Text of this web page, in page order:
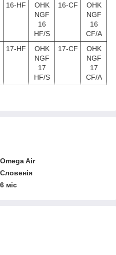
16-HF
OHK
NGF
16
HF/S
16-CF
OHK
NGF
16
CF/A
17-HF
OHK
NGF
17
HF/S
17-CF
OHK
NGF
17
CF/A
Omega Air
Словенія
6 міс